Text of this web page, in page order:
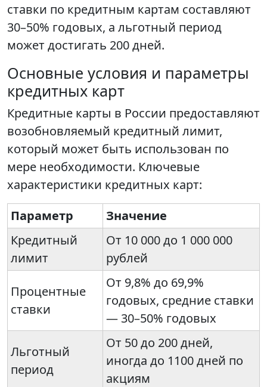
ставки по кредитным картам составляют
30–50% годовых, а льготный период
может достигать 200 дней.
Основные условия и параметры
кредитных карт
Кредитные карты в России предоставляют
возобновляемый кредитный лимит,
который может быть использован по
мере необходимости. Ключевые
характеристики кредитных карт:
Параметр
Значение
Кредитный
лимит
От 10 000 до 1 000 000
рублей
Процентные
ставки
От 9,8% до 69,9%
годовых, средние ставки
— 30–50% годовых
Льготный
период
От 50 до 200 дней,
иногда до 1100 дней по
акциям